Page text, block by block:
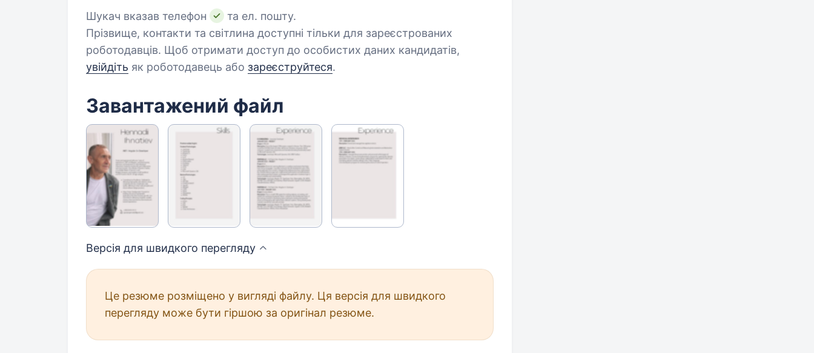
Шукач вказав телефон
та ел. пошту.
Прізвище, контакти та світлина доступні тільки для зареєстрованих
роботодавців. Щоб отримати доступ до особистих даних кандидатів,
увійдіть як роботодавець або зареєструйтеся.
Завантажений файл
Версія для швидкого перегляду
Це резюме розміщено у вигляді файлу. Ця версія для швидкого
перегляду може бути гіршою за оригінал резюме.